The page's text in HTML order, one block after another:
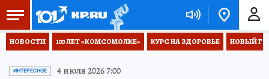
НОВОСТИ 100 ЛЕТ «КОМСОМОЛКЕ» КУРС НА ЗДОРОВЬЕ НОВЫЙ
ИНТЕРЕСНОЕ 4 июля 2026 7:00